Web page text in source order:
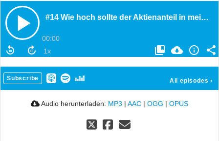
#14 Wie hoch sollte der Aktienanteil in meinem Depot sein?
00:00
Subscribe All episodes ›
Audio herunterladen: MP3 | AAC | OGG | OPUS